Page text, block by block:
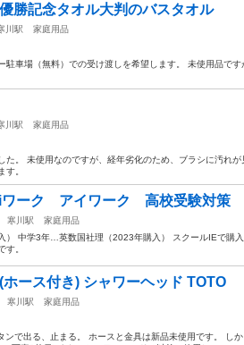
勝記念タオル大判のバスタオル
川駅
家庭用品
駐車場（無料）での受け渡しを希望します。 未使用品で
川駅
家庭用品
た。 未使用なのですが、経年劣化のため、ブラシに汚れ
す。
ーク アイワーク 高校受験対策
寒川駅
家庭用品
中学3年…英数国社理（2023年購入） スクールIEで購入
す。
ース付き) シャワーヘッド TOTO
寒川駅
家庭用品
ンで出る、止まる。 ホースと金具は新品未使用です。 し